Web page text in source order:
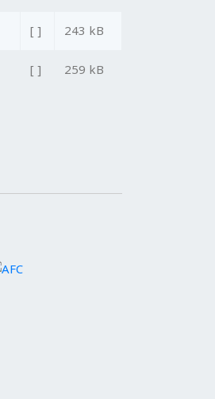
[ ] 243 kB
[ ] 259 kB